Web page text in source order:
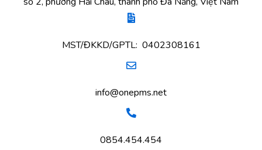
MST/ĐKKD/GPTL: 0402308161
info@onepms.net
0854.454.454